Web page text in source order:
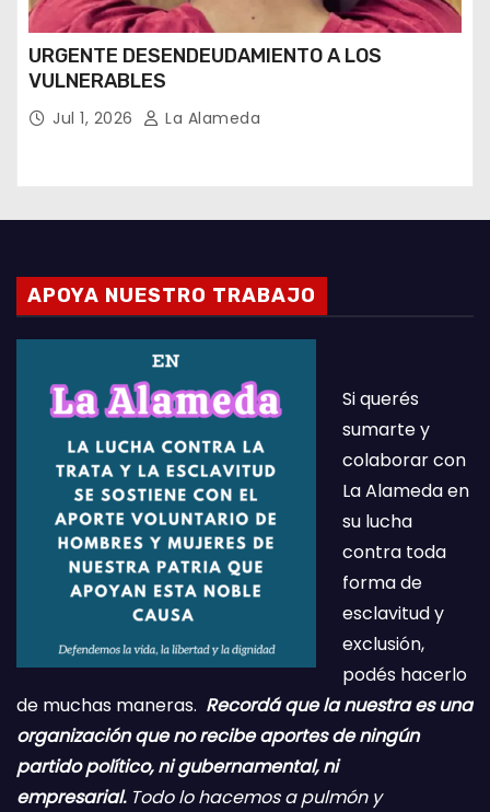
URGENTE DESENDEUDAMIENTO A LOS
VULNERABLES
Jul 1, 2026 La Alameda
APOYA NUESTRO TRABAJO
Si querés
sumarte y
colaborar con
La Alameda en
su lucha
contra toda
forma de
esclavitud y
exclusión,
podés hacerlo
de muchas maneras. Recordá que la nuestra es una
organización que no recibe aportes de ningún
partido político, ni gubernamental, ni
empresarial.Todo lo hacemos a pulmón y